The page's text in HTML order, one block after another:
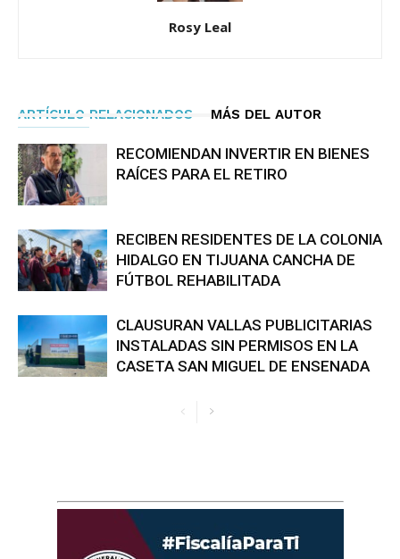
Rosy Leal
ARTÍCULO RELACIONADOS MÁS DEL AUTOR
RECOMIENDAN INVERTIR EN BIENES
RAÍCES PARA EL RETIRO
RECIBEN RESIDENTES DE LA COLONIA
HIDALGO EN TIJUANA CANCHA DE
FÚTBOL REHABILITADA
CLAUSURAN VALLAS PUBLICITARIAS
INSTALADAS SIN PERMISOS EN LA
CASETA SAN MIGUEL DE ENSENADA